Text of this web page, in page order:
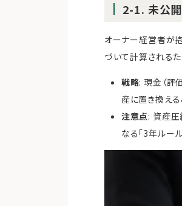
2-1. 未公開
オーナー経営者が
づいて計算される
戦略: 現金（評
産に置き換える
注意点: 資産圧
なる「3年ルー